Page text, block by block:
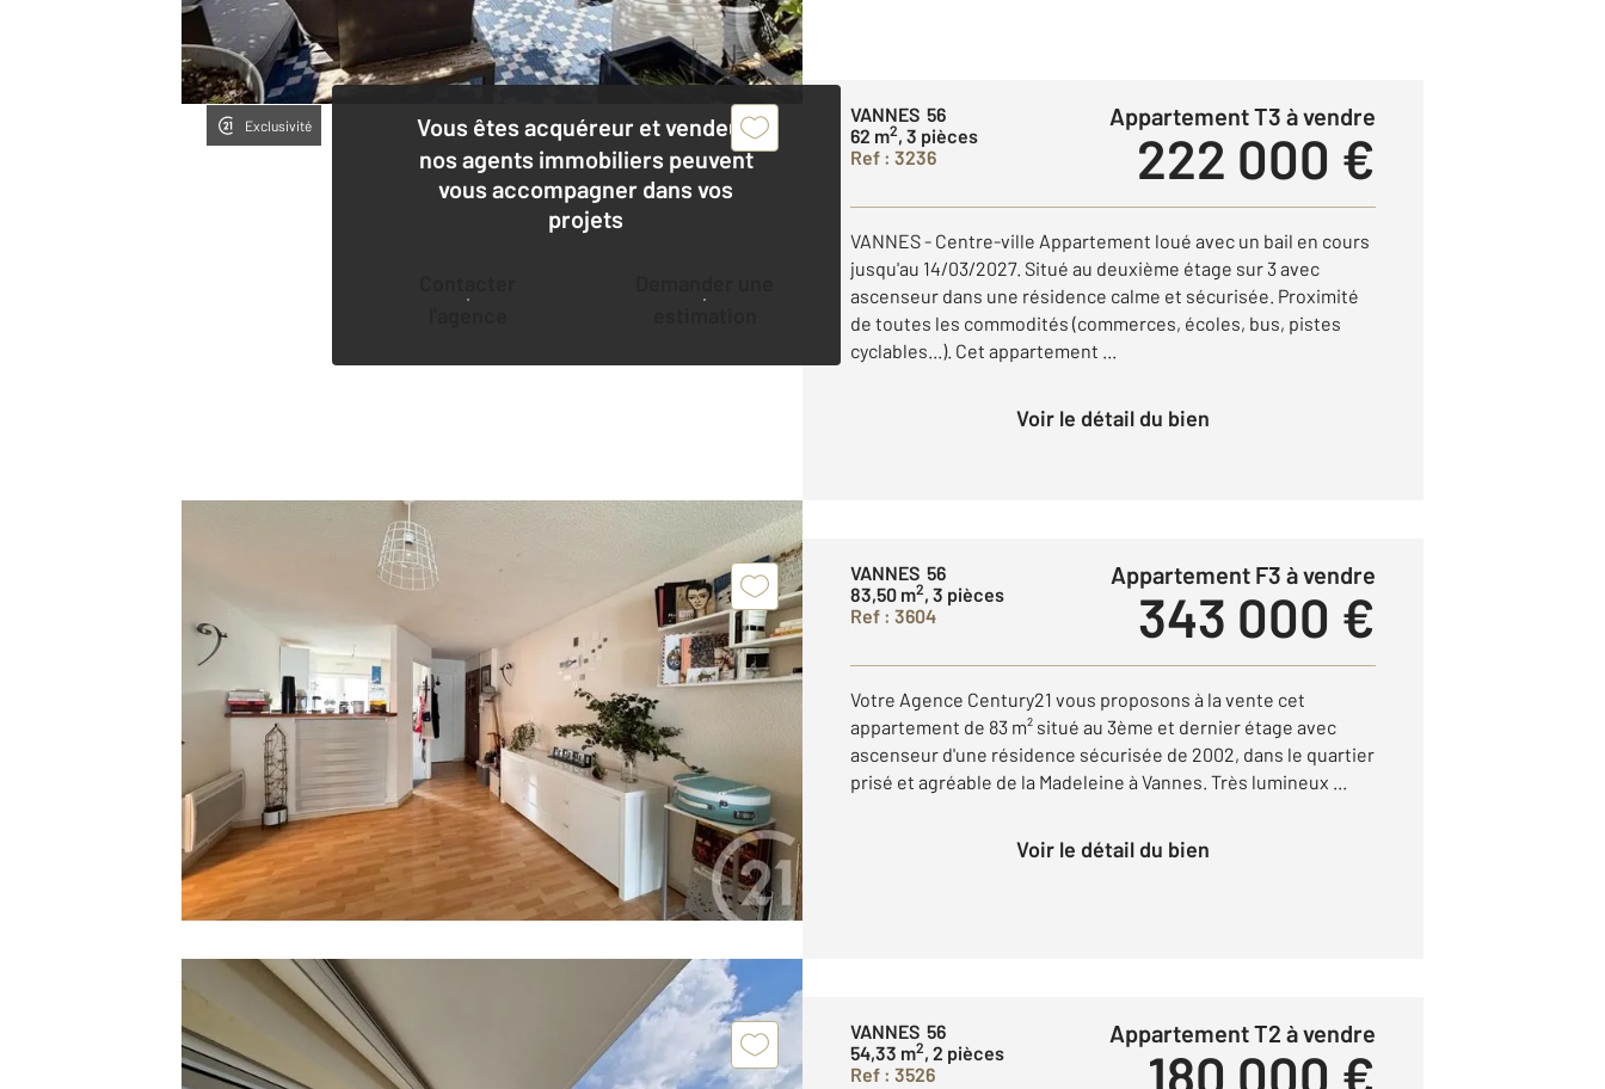
Vous êtes acquéreur et vendeur,
nos agents immobiliers peuvent
vous accompagner dans vos
projets
Exclusivité
VANNES 56
62 m2, 3 pièces
Ref : 3236
Appartement T3 à vendre
222 000 €
VANNES - Centre-ville Appartement loué avec un bail en cours
jusqu'au 14/03/2027. Situé au deuxième étage sur 3 avec
ascenseur dans une résidence calme et sécurisée. Proximité
de toutes les commodités (commerces, écoles, bus, pistes
cyclables...). Cet appartement ...
Voir le détail du bien
VANNES 56
83,50 m2, 3 pièces
Ref : 3604
Appartement F3 à vendre
343 000 €
Votre Agence Century21 vous proposons à la vente cet
appartement de 83 m² situé au 3ème et dernier étage avec
ascenseur d'une résidence sécurisée de 2002, dans le quartier
prisé et agréable de la Madeleine à Vannes. Très lumineux ...
Voir le détail du bien
VANNES 56
54,33 m2, 2 pièces
Ref : 3526
Appartement T2 à vendre
180 000 €